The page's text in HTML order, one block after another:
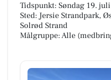
Tidspunkt: Søndag 19.
Sted: Jersie Strandpark,
Solrød Strand
Målgruppe: Alle